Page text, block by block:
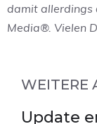
damit allerdings
Media®. Vielen
WEITERE
Update